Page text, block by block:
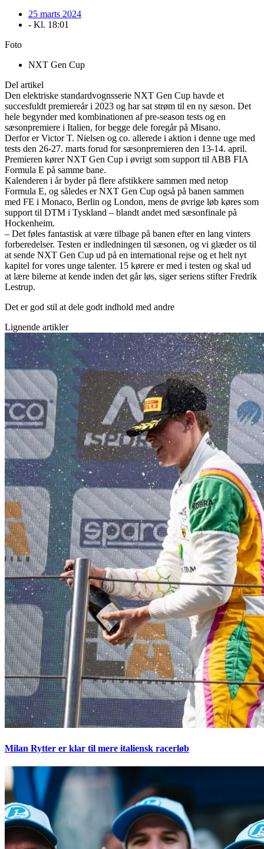
25 marts 2024
- Kl. 18:01
Foto
NXT Gen Cup
Del artikel
Den elektriske standardvognsserie NXT Gen Cup havde et
succesfuldt premiereår i 2023 og har sat strøm til en ny sæson. Det
hele begynder med kombinationen af pre-season tests og en
sæsonpremiere i Italien, for begge dele foregår på Misano.
Derfor er Victor T. Nielsen og co. allerede i aktion i denne uge med
tests den 26-27. marts forud for sæsonpremieren den 13-14. april.
Premieren kører NXT Gen Cup i øvrigt som support til ABB FIA
Formula E på samme bane.
Kalenderen i år byder på flere afstikkere sammen med netop
Formula E, og således er NXT Gen Cup også på banen sammen
med FE i Monaco, Berlin og London, mens de øvrige løb køres som
support til DTM i Tyskland – blandt andet med sæsonfinale på
Hockenheim.
– Det føles fantastisk at være tilbage på banen efter en lang vinters
forberedelser. Testen er indledningen til sæsonen, og vi glæder os til
at sende NXT Gen Cup ud på en international rejse og et helt nyt
kapitel for vores unge talenter. 15 kørere er med i testen og skal ud
at lære bilerne at kende inden det går løs, siger seriens stifter Fredrik
Lestrup.
Det er god stil at dele godt indhold med andre
Lignende artikler
Milan Rytter er klar til mere italiensk racerløb